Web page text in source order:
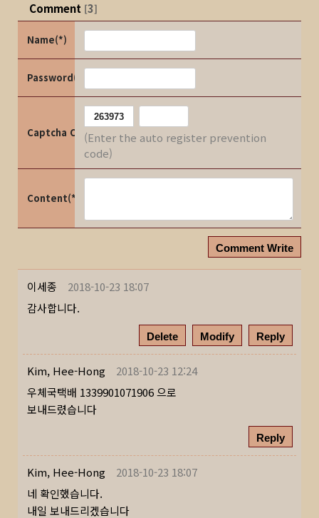
Comment [3]
Name(*)
Password(*)
Captcha Code(Enter the auto register prevention
code)
Content(*)
Comment Write
이세종
2018-10-23 18:07
감사합니다.
Delete Modify Reply
Kim, Hee-Hong
2018-10-23 12:24
우체국택배 1339901071906 으로
보내드렸습니다
Reply
Kim, Hee-Hong
2018-10-23 18:07
네 확인했습니다.
내일 보내드리겠습니다